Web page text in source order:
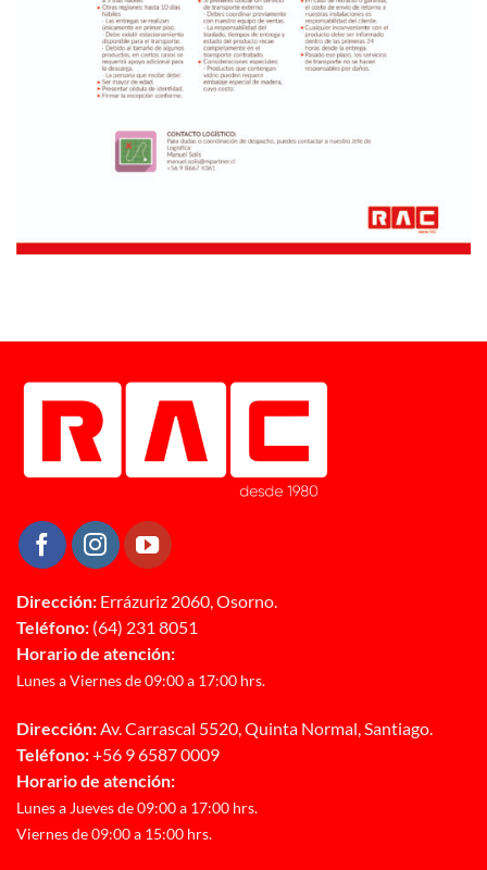
Dirección: Errázuriz 2060, Osorno.
Teléfono: (64) 231 8051
Horario de atención:
Lunes a Viernes de 09:00 a 17:00 hrs.
Dirección: Av. Carrascal 5520, Quinta Normal, Santiago.
Teléfono:+56 9 6587 0009
Horario de atención:
Lunes a Jueves de 09:00 a 17:00 hrs.
Viernes de 09:00 a 15:00 hrs.